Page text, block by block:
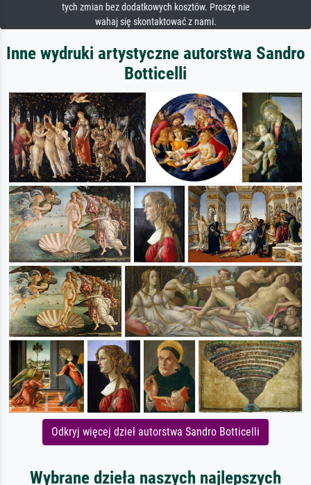
tych zmian bez dodatkowych kosztów. Proszę nie
wahaj się skontaktować z nami.
Inne wydruki artystyczne autorstwa Sandro
Botticelli
Odkryj więcej dzieł autorstwa Sandro Botticelli
Wybrane dzieła naszych najlepszych